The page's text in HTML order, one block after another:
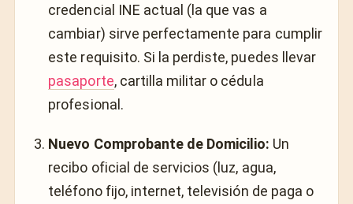
credencial INE actual (la que vas a
cambiar) sirve perfectamente para cumplir
este requisito. Si la perdiste, puedes llevar
pasaporte, cartilla militar o cédula
profesional.
Nuevo Comprobante de Domicilio: Un
recibo oficial de servicios (luz, agua,
teléfono fijo, internet, televisión de paga o